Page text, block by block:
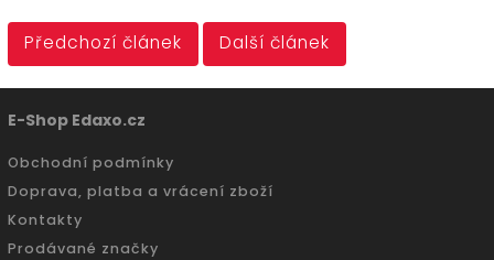
Předchozí článek Další článek
E-Shop Edaxo.cz
Obchodní podmínky
Doprava, platba a vrácení zboží
Kontakty
Prodávané značky